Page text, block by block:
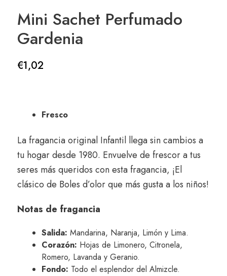
Mini Sachet Perfumado
Gardenia
€1,02
Fresco
La fragancia original Infantil llega sin cambios a
tu hogar desde 1980. Envuelve de frescor a tus
seres más queridos con esta fragancia, ¡El
clásico de Boles d’olor que más gusta a los niños!
Notas de fragancia
Salida: Mandarina, Naranja, Limón y Lima.
Corazón: Hojas de Limonero, Citronela,
Romero, Lavanda y Geranio.
Fondo: Todo el esplendor del Almizcle.